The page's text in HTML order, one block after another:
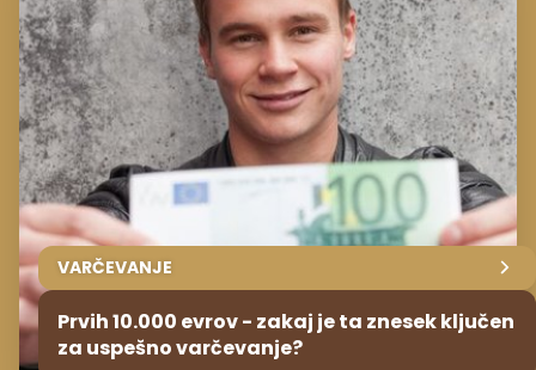
VARČEVANJE
Prvih 10.000 evrov - zakaj je ta znesek ključen
za uspešno varčevanje?